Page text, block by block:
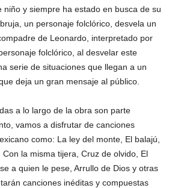
y siempre ha estado en busca de su
un personaje folclórico, desvela un
de Leonardo, interpretado por
folclórico, al desvelar este
serie de situaciones que llegan a un
deja un gran mensaje al público.
a lo largo de la obra son parte
vamos a disfrutar de canciones
como: La ley del monte, El balajú,
la misma tijera, Cruz de olvido, El
a quien le pese, Arrullo de Dios y otras
canciones inéditas y compuestas